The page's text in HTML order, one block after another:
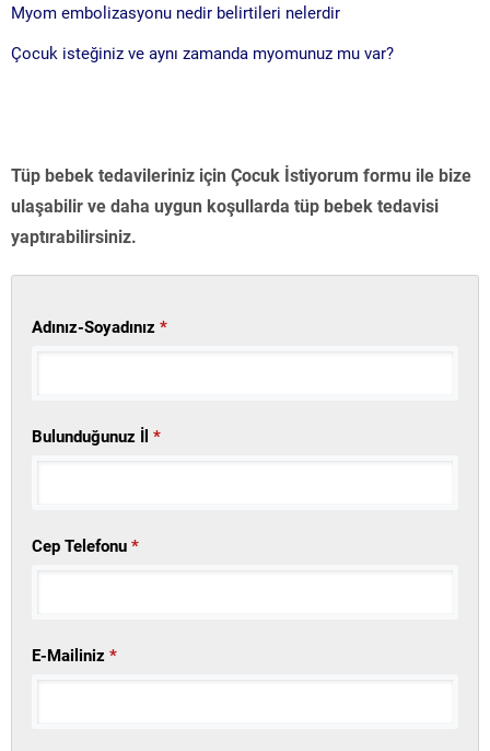
Myom embolizasyonu nedir belirtileri nelerdir
Çocuk isteğiniz ve aynı zamanda myomunuz mu var?
Tüp bebek tedavileriniz için Çocuk İstiyorum formu ile bize
ulaşabilir ve daha uygun koşullarda tüp bebek tedavisi
yaptırabilirsiniz.
Adınız-Soyadınız *
Bulunduğunuz İl *
Cep Telefonu *
E-Mailiniz *